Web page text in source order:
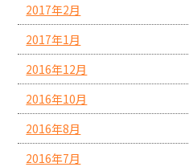
2017年2月
2017年1月
2016年12月
2016年10月
2016年8月
2016年7月